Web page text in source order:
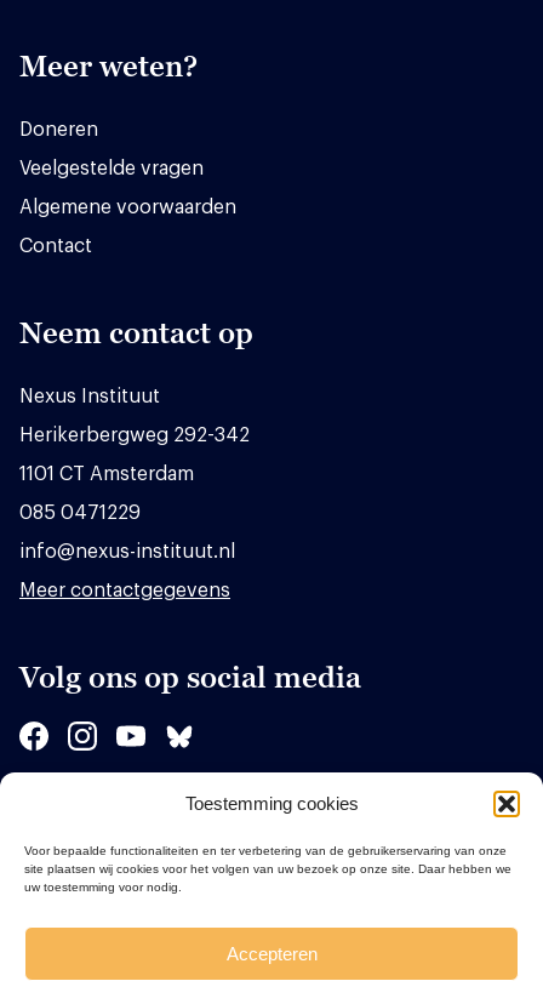
Toestemming cookies
Voor bepaalde functionaliteiten en ter verbetering van de gebruikerservaring van onze
site plaatsen wij cookies voor het volgen van uw bezoek op onze site. Daar hebben we
uw toestemming voor nodig.
Accepteren
Meer weten?
Doneren
Veelgestelde vragen
Algemene voorwaarden
Contact
Neem contact op
Nexus Instituut
Herikerbergweg 292-342
1101 CT Amsterdam
085 0471229
info@nexus-instituut.nl
Meer contactgegevens
Volg ons op social media